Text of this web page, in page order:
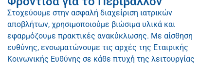
Στοχεύουμε στην ασφαλή διαχείριση ιατρικών
αποβλήτων, χρησιμοποιούμε βιώσιμα υλικά και
εφαρμόζουμε πρακτικές ανακύκλωσης. Με αίσθηση
ευθύνης, ενσωματώνουμε τις αρχές της Εταιρικής
Κοινωνικής Ευθύνης σε κάθε πτυχή της λειτουργίας